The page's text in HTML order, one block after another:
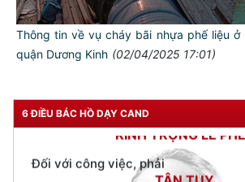
Thông tin về vụ cháy bãi nhựa phế liệu ở
quận Dương Kinh (02/04/2025 17:01)
6 ĐIỀU BÁC HỒ DẠY CAND
Đối với chính phủ, phải
TUYỆT ĐỐI TRUNG
Đối với nhân dân, phải
Đối với công việc, phải
TẬN TỤY
Đối với địch, phải
CƯƠNG QUYẾT, KHÔN